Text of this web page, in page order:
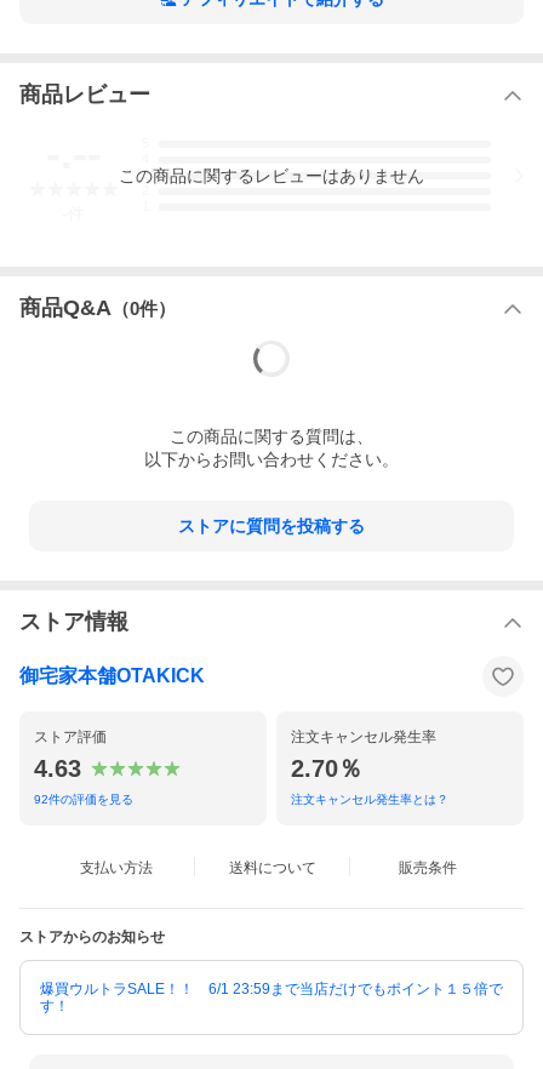
商品レビュー
3
この商品に関するレビューはありません
商品Q&A （0件）
この商品に関する質問は、
以下からお問い合わせください。
ストアに質問を投稿する
ストア情報
御宅家本舗OTAKICK
ストア評価
4.63
92件の評価を見る
注文キャンセル発生率
2.70％
注文キャンセル発生率とは？
支払い方法 送料について 販売条件
ストアからのお知らせ
爆買ウルトラSALE！！ 6/1 23:59まで当店だけでもポイント１５倍で
す！